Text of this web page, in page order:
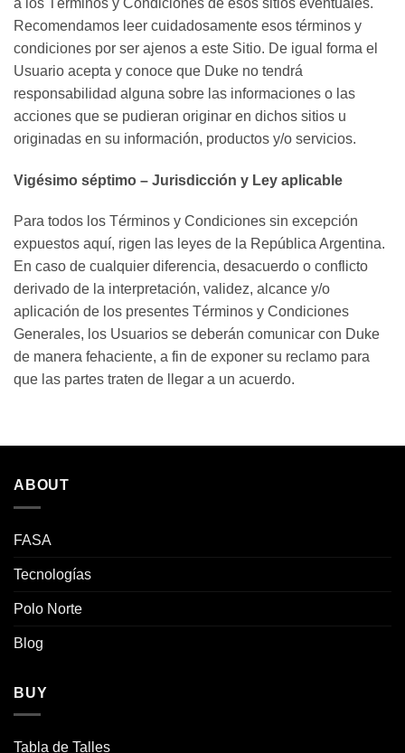
Recomendamos leer cuidadosamente esos términos y
condiciones por ser ajenos a este Sitio. De igual forma el
Usuario acepta y conoce que Duke no tendrá
responsabilidad alguna sobre las informaciones o las
acciones que se pudieran originar en dichos sitios u
originadas en su información, productos y/o servicios.
Vigésimo séptimo – Jurisdicción y Ley aplicable
Para todos los Términos y Condiciones sin excepción
expuestos aquí, rigen las leyes de la República Argentina.
En caso de cualquier diferencia, desacuerdo o conflicto
derivado de la interpretación, validez, alcance y/o
aplicación de los presentes Términos y Condiciones
Generales, los Usuarios se deberán comunicar con Duke
de manera fehaciente, a fin de exponer su reclamo para
que las partes traten de llegar a un acuerdo.
ABOUT
FASA
Tecnologías
Polo Norte
Blog
BUY
Tabla de Talles